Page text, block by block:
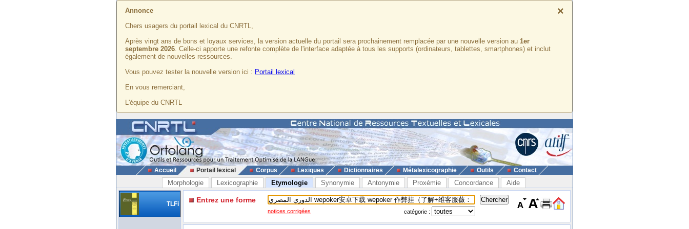
×
Annonce
Chers usagers du portail lexical du CNRTL,
Après vingt ans de bons et loyaux services, la version actuelle du portail sera prochainement remplacée par une nouvelle version au 1er
septembre 2026. Celle-ci apporte une refonte complète de l'interface adaptée à tous les supports (ordinateurs, tablettes, smartphones) et inclut
également de nouvelles ressources.
Vous pouvez tester la nouvelle version ici : Portail lexical
En vous remerciant,
L'équipe du CNRTL
Accueil Portail lexical Corpus Lexiques Dictionnaires Métalexicographie Outils Contact
Morphologie Lexicographie Etymologie Synonymie Antonymie Proxémie Concordance Aide
TLFi Entrez une forme
notices corrigées catégorie :